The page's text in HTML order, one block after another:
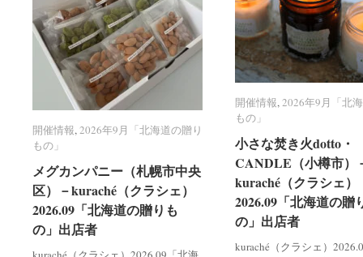
開催情報,2026年9月「北
もの」
小さな焚き火dotto・
CANDLE（小樽市）
kuraché（クラシェ）
2026.09「北海道の贈
の」出店者
kuraché（クラシェ）
開催情報 2026年9月「北
もの」
小さな焚き火dotto・
CANDLE（小樽市）
kuraché（クラシェ）
2026.09「北海道の贈
の」出店者
開催情報,2026年9月「北海道の贈り
もの」
メグカンパニー（札幌市中央
区）－kuraché（クラシェ）
2026.09「北海道の贈りも
の」出店者
開催情報 2026年9月「北海道の贈り
もの」
メグカンパニー（札幌市中央
区）－kuraché（クラシェ）
2026.09「北海道の贈りも
の」出店者